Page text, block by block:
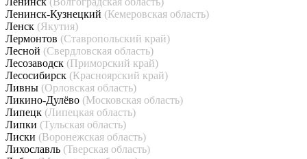
Ленинск-Кузнецкий (Кемеровская область)
Ленск (Якутия)
Лермонтов (Ставропольский край)
Лесной (Свердловская область)
Лесозаводск (Приморский край)
Лесосибирск (Красноярский край)
Ливны (Орловская область)
Ликино-Дулёво (Московская область)
Липецк (Липецкая область)
Липки (Тульская область)
Лиски (Воронежская область)
Лихославль (Тверская область)